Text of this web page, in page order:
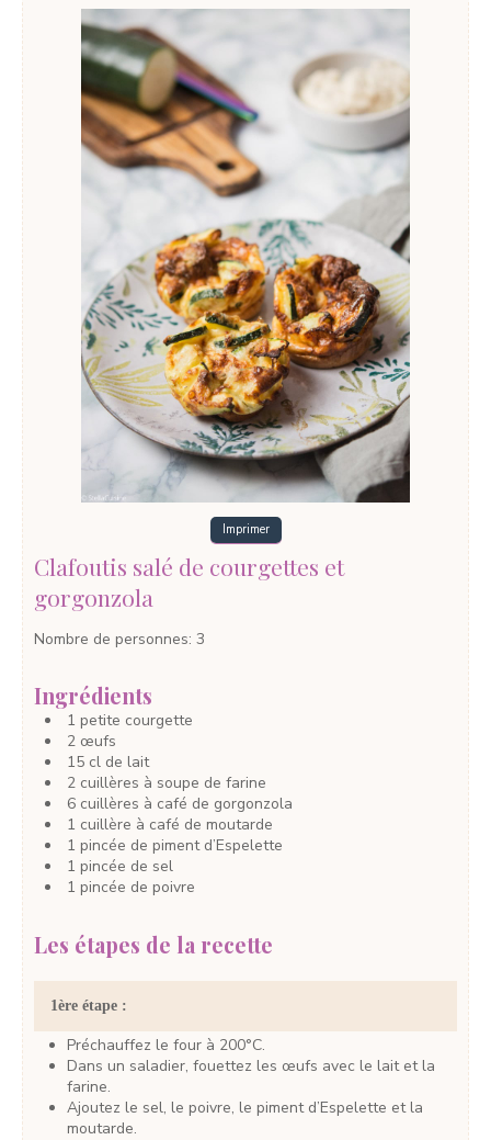
Imprimer
Clafoutis salé de courgettes et
gorgonzola
Nombre de personnes: 3
Ingrédients
1 petite courgette
2 œufs
15 cl de lait
2 cuillères à soupe de farine
6 cuillères à café de gorgonzola
1 cuillère à café de moutarde
1 pincée de piment d’Espelette
1 pincée de sel
1 pincée de poivre
Les étapes de la recette
1ère étape :
Préchauffez le four à 200°C.
Dans un saladier, fouettez les œufs avec le lait et la
farine.
Ajoutez le sel, le poivre, le piment d’Espelette et la
moutarde.